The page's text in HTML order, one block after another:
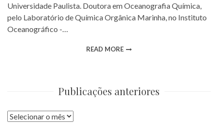
Universidade Paulista. Doutora em Oceanografia Química,
pelo Laboratório de Química Orgânica Marinha, no Instituto
Oceanográfico -…
READ MORE
Publicações anteriores
Publicações